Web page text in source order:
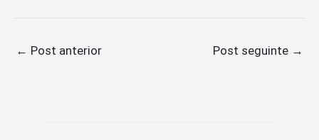
← Post anterior Post seguinte →